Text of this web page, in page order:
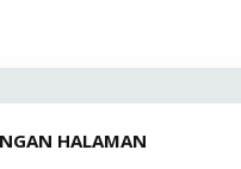
HALAMAN